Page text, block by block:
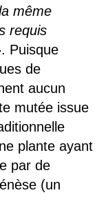
même
requis
Puisque
de
aucun
mutée issue
plante ayant
par de
(un